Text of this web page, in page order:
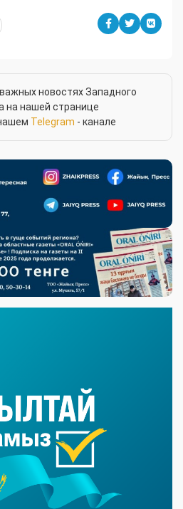
новостях Западного
на нашей странице
Telegram - канале